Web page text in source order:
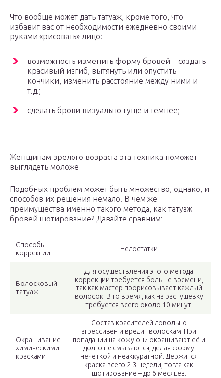
Что вообще может дать татуаж, кроме того, что
избавит вас от необходимости ежедневно своими
руками «рисовать» лицо:
возможность изменить форму бровей – создать
красивый изгиб, вытянуть или опустить
кончики, изменить расстояние между ними и
т.д.;
сделать брови визуально гуще и темнее;
Женщинам зрелого возраста эта техника поможет
выглядеть моложе
Подобных проблем может быть множество, однако, и
способов их решения немало. В чем же
преимущества именно такого метода, как татуаж
бровей шотирование? Давайте сравним:
Способы
коррекции
Недостатки
Волосковый
татуаж
Для осуществления этого метода
коррекции требуется больше времени,
так как мастер прорисовывает каждый
волосок. В то время, как на растушевку
требуется всего около 10 минут.
Окрашивание
химическими
красками
Состав красителей довольно
агрессивен и вредит волоскам. При
попадании на кожу они окрашивают её и
долго не смываются, делая форму
нечеткой и неаккуратной. Держится
краска всего 2-3 недели, тогда как
шотирование – до 6 месяцев.